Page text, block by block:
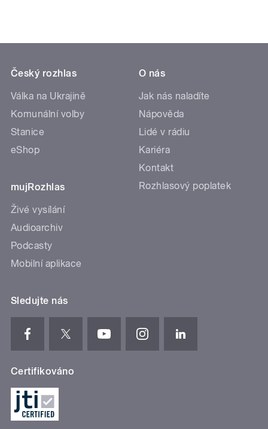
Český rozhlas
Válka na Ukrajině
Komunální volby
Stanice
eShop
mujRozhlas
Živé vysílání
Audioarchiv
Podcasty
Mobilní aplikace
O nás
Jak nás naladíte
Nápověda
Lidé v rádiu
Kariéra
Kontakt
Rozhlasový poplatek
Sledujte nás
Certifikováno